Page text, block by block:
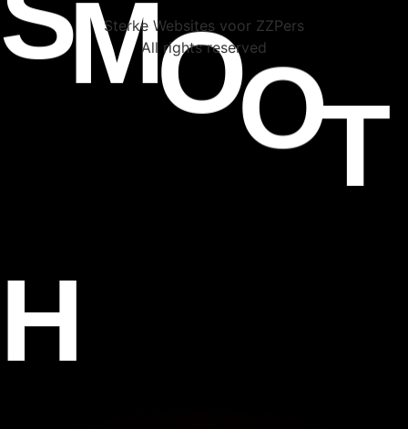
OT
H
Sterke Websites voor ZZPers
All rights reserved